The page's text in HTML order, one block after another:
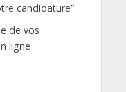
candidature”
de vos
ligne